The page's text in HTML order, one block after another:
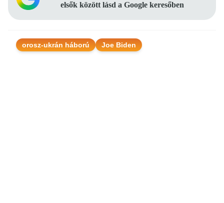
elsők között lásd a Google keresőben
orosz-ukrán háború Joe Biden